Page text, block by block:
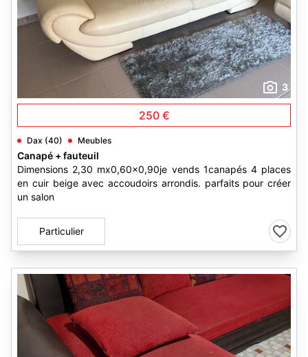
3
250 €
Dax (40) Meubles
Canapé + fauteuil
Dimensions 2,30 mx0,60x0,90je vends 1canapés 4 places
en cuir beige avec accoudoirs arrondis. parfaits pour créer
un salon
Particulier